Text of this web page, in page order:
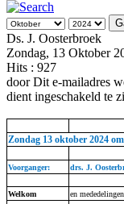
Ds. J. Oosterbroek
Zondag, 13 Oktober
Hits : 927
doorDit e-mailadres
dient ingeschakeld te
Zondag 13 oktober 2024
Voorganger: drs. J.
Welkom
en mededelingen